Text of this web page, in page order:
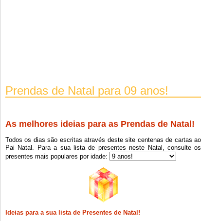
Prendas de Natal para 09 anos!
As melhores ideias para as Prendas de Natal!
Todos os dias são escritas através deste site centenas de cartas ao
Pai Natal. Para a sua lista de presentes neste Natal, consulte os
presentes mais populares por idade:
Ideias para a sua lista de Presentes de Natal!
Clique em F5 (refresh) para carregar a próxima lista.
Um Castelo